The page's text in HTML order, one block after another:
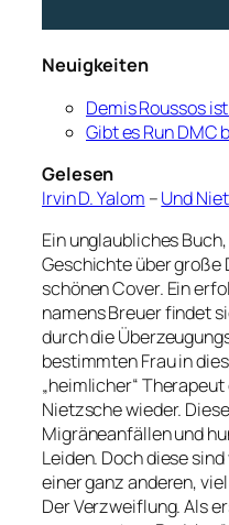
Neuigkeiten
Demis Roussos
Gibt es Run DMC
Gelesen
Irvin D. Yalom –Und
Ein unglaubliches
Geschichte über große
schönen Cover. Ein
namens Breuer findet
durch die
bestimmten Frau in
„heimlicher“
Nietzsche wieder.
Migräneanfällen und
Leiden. Doch diese
einer ganz anderen,
Der Verzweiflung. Als